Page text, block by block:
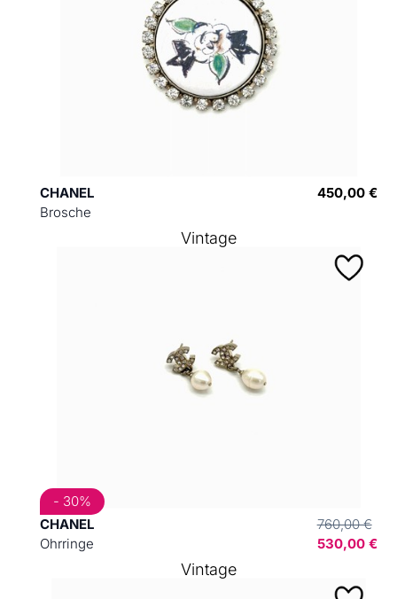
CHANEL
Brosche
450,00 €
CHANEL
Ohrringe
760,00 €
530,00 €
- 30%
Vintage
Vintage